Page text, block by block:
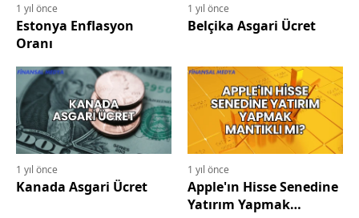
1 yıl önce
Estonya Enflasyon
Oranı
1 yıl önce
Belçika Asgari Ücret
1 yıl önce
Kanada Asgari Ücret
1 yıl önce
Apple'ın Hisse Senedine
Yatırım Yapmak